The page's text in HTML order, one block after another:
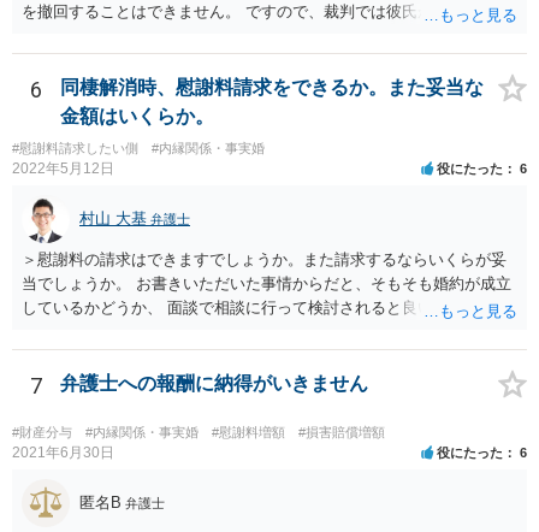
を撤回することはできません。 ですので、裁判では彼氏が勝つことは
の事情からははっきりしませんので、早めに弁護士に面談相談する方
がいいでしょう。 場合によっては弁護士名で通知等出してもらうほう
がいいかもしれません。
6
同棲解消時、慰謝料請求をできるか。また妥当な
金額はいくらか。
#慰謝料請求したい側 #内縁関係・事実婚
2022年5月12日 役にたった 6
村山 大基 弁護士
＞慰謝料の請求はできますでしょうか。また請求するならいくらが妥
当でしょうか。 お書きいただいた事情からだと、そもそも婚約が成立
しているかどうか、 面談で相談に行って検討されると良いと思いま
あるからです。 他方で、実際問題として同棲のために金銭的不利益が
生じているので、 厳密に婚約が成立しているかどうかは別として、話
す。 相手としても、裁判までして争って支払いゼロを目指すよりは、
一定額を支払って円満に解決したいと考える可能性はあります。
7 弁護士への報酬に納得がいきません
#財産分与 #内縁関係・事実婚 #慰謝料増額 #損害賠償増額
2021年6月30日 役にたった 6
匿名B 弁護士